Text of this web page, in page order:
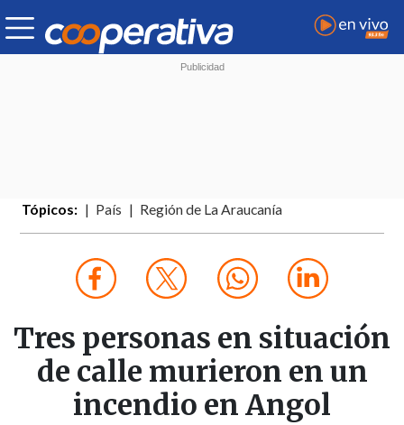
Tópicos: País Región de La Araucanía
Tres personas en situación
de calle murieron en un
incendio en Angol